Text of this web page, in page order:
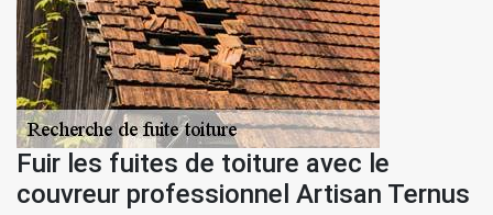
Fuir les fuites de toiture avec le
couvreur professionnel Artisan Ternus